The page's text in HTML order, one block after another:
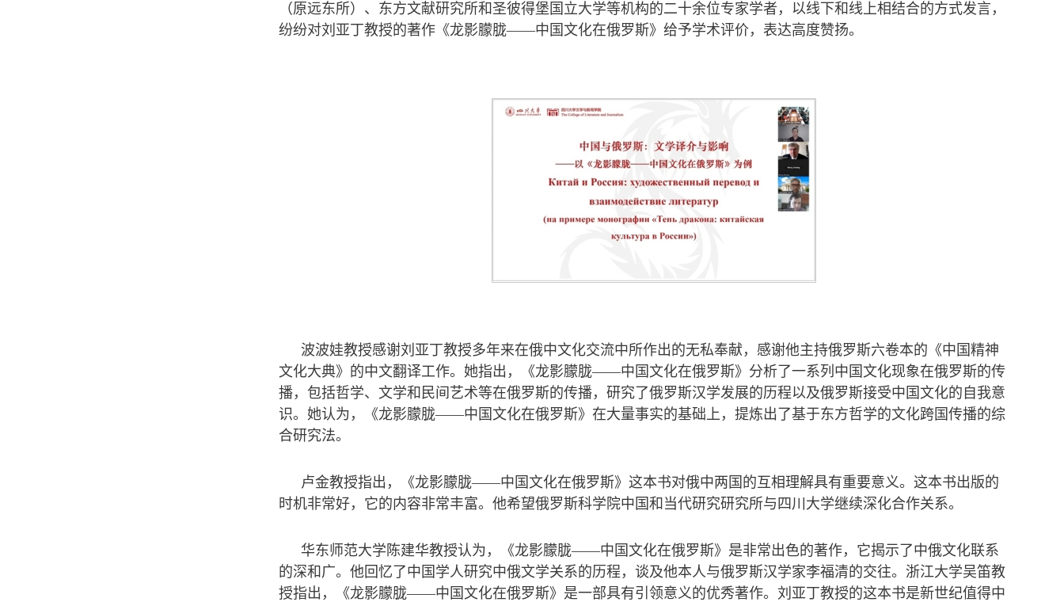
（原远东所）、东方文献研究所和圣彼得堡国立大学等机构的二十余位专家学者，以线下和线上相结合的方式发言，
纷纷对刘亚丁教授的著作《龙影朦胧——中国文化在俄罗斯》给予学术评价，表达高度赞扬。
波波娃教授感谢刘亚丁教授多年来在俄中文化交流中所作出的无私奉献，感谢他主持俄罗斯六卷本的《中国精神
文化大典》的中文翻译工作。她指出，《龙影朦胧——中国文化在俄罗斯》分析了一系列中国文化现象在俄罗斯的传
播，包括哲学、文学和民间艺术等在俄罗斯的传播，研究了俄罗斯汉学发展的历程以及俄罗斯接受中国文化的自我意
识。她认为，《龙影朦胧——中国文化在俄罗斯》在大量事实的基础上，提炼出了基于东方哲学的文化跨国传播的综
合研究法。
卢金教授指出，《龙影朦胧——中国文化在俄罗斯》这本书对俄中两国的互相理解具有重要意义。这本书出版的
时机非常好，它的内容非常丰富。他希望俄罗斯科学院中国和当代研究研究所与四川大学继续深化合作关系。
华东师范大学陈建华教授认为，《龙影朦胧——中国文化在俄罗斯》是非常出色的著作，它揭示了中俄文化联系
的深和广。他回忆了中国学人研究中俄文学关系的历程，谈及他本人与俄罗斯汉学家李福清的交往。浙江大学吴笛教
授指出，《龙影朦胧——中国文化在俄罗斯》是一部具有引领意义的优秀著作。刘亚丁教授的这本书是新世纪值得中